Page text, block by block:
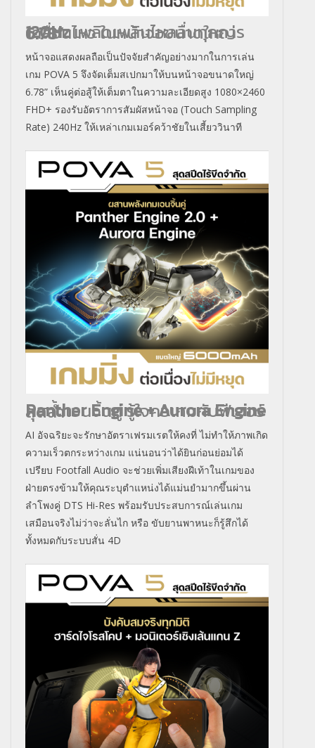
120Hz
เพลิดเพลินไหลลื่นทุกการเคลื่อนไหว ในหน้าจอขนาดใหญ่
6.78”
หน้าจอแสดงผลถือเป็นปัจจัยสำคัญอย่างมากในการเล่น
เกม POVA 5 จึงจัดเต็มสเปกมาให้บนหน้าจอขนาดใหญ่
6.78” เห็นคู่ต่อสู้ให้เต็มตาในความละเอียดสูง 1080×2460
FHD+ รองรับอัตราการสัมผัสหน้าจอ (Touch Sampling
Rate) 240Hz ให้เหล่าเกมเมอร์คว้าชัยในเสี้ยววินาที
Panther Engine + Aurora Engine
ผสานเอนจิ้นคู่ รู้ใจคอเกมกับฟีเจอร์สุดล้ำ
AI อัจฉริยะจะรักษาอัตราเฟรมเรตให้คงที่ ไม่ทำให้ภาพเกิด
ความเร็วตกระหว่างเกม แน่นอนว่าได้ยินก่อนย่อมได้
เปรียบ Footfall Audio จะช่วยเพิ่มเสียงฝีเท้าในเกมของ
ฝ่ายตรงข้ามให้คุณระบุตำแหน่งได้แม่นยำมากขึ้นผ่าน
ลำโพงคู่ DTS Hi-Res พร้อมรับประสบการณ์เล่นเกม
เสมือนจริงไม่ว่าจะลั่นไก หรือ ขับยานพาหนะก็รู้สึกได้
ทั้งหมดกับระบบสั่น 4D